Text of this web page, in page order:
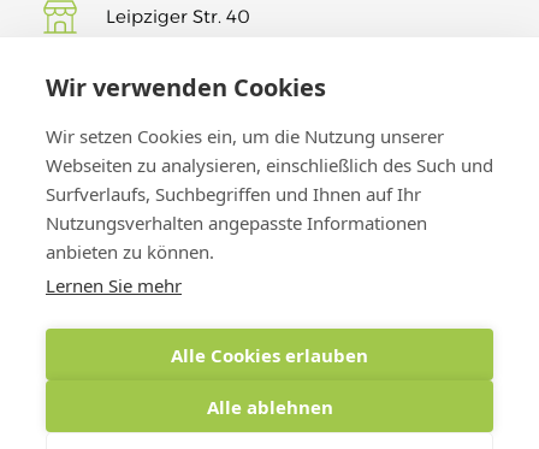
Leipziger Str. 40
Wir verwenden Cookies
Wir setzen Cookies ein, um die Nutzung unserer
Webseiten zu analysieren, einschließlich des Such und
Surfverlaufs, Suchbegriffen und Ihnen auf Ihr
Nutzungsverhalten angepasste Informationen
anbieten zu können.
Lernen Sie mehr
Alle Cookies erlauben
Alle ablehnen